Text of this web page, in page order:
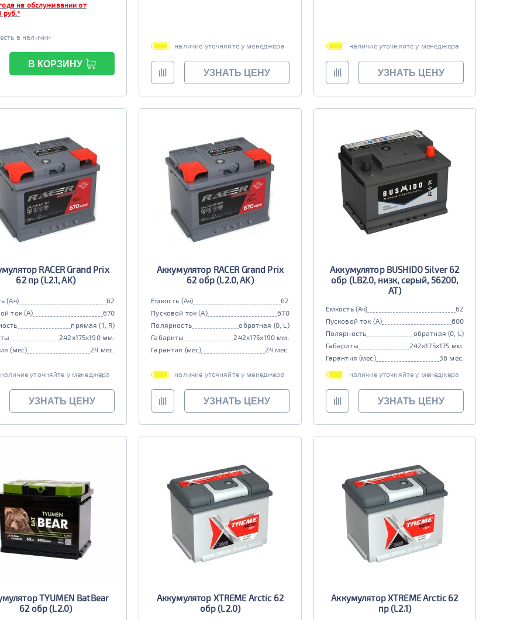
на обслуживании от
руб.*
есть в наличии
В КОРЗИНУ
наличие уточняйте у менеджера
УЗНАТЬ ЦЕНУ
наличие уточняйте у менеджера
УЗНАТЬ ЦЕНУ
RACER Grand Prix
62 пр (L2.1, AK)
(Ач)
62
ток (А)
670
прямая (1, R)
242x175x190 мм.
(мес)
24 мес.
наличие уточняйте у менеджера
УЗНАТЬ ЦЕНУ
Аккумулятор RACER Grand Prix
62 обр (L2.0, AK)
Емкость (Ач)
62
Пусковой ток (А)
670
Полярность
обратная (0, L)
Габариты
242x175x190 мм.
Гарантия (мес)
24 мес.
наличие уточняйте у менеджера
УЗНАТЬ ЦЕНУ
Аккумулятор BUSHIDO Silver 62
обр (LB2.0, низк, серый, 56200,
AT)
Емкость (Ач)
62
Пусковой ток (А)
600
Полярность
обратная (0, L)
Габариты
242x175x175 мм.
Гарантия (мес)
36 мес.
наличие уточняйте у менеджера
УЗНАТЬ ЦЕНУ
TYUMEN BatBear
62 обр (L2.0)
Аккумулятор XTREME Arctic 62
обр (L2.0)
Аккумулятор XTREME Arctic 62
пр (L2.1)